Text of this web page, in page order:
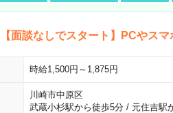
【面談なしでスタート】PCやス
時給1,500円～1,875円
川崎市中原区
武蔵小杉駅から徒歩5分/ 元住吉駅